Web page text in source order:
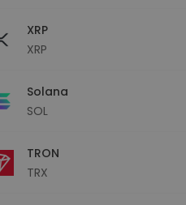
XRP
XRP
Solana
SOL
TRON
TRX